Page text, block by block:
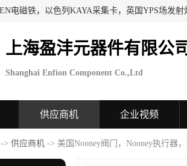
上海盈沣元器件有限公
Shanghai Enfion Component Co.,Ltd
供应商机 企业视频
-> 供应商机 -> 美国Nooney阀门，Nooney执行器